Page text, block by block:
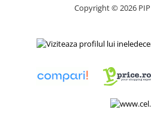
Copyright © 2026 PIP